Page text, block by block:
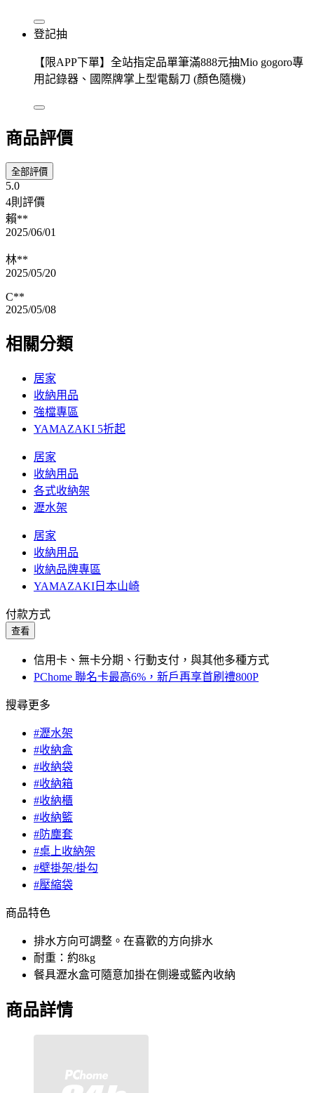
登記抽
【限APP下單】全站指定品單筆滿888元抽Mio gogoro專
用記錄器、國際牌掌上型電鬍刀 (顏色隨機)
商品評價
全部評價
5.0
4則評價
賴**
2025/06/01
林**
2025/05/20
C**
2025/05/08
相關分類
居家
收納用品
強檔專區
YAMAZAKI 5折起
居家
收納用品
各式收納架
瀝水架
居家
收納用品
收納品牌專區
YAMAZAKI日本山崎
付款方式
查看
信用卡、無卡分期、行動支付，與其他多種方式
PChome 聯名卡最高6%，新戶再享首刷禮800P
搜尋更多
#瀝水架
#收納盒
#收納袋
#收納箱
#收納櫃
#收納籃
#防塵套
#桌上收納架
#壁掛架/掛勾
#壓縮袋
商品特色
排水方向可調整。在喜歡的方向排水
耐重：約8kg
餐具瀝水盒可隨意加掛在側邊或籃內收納
商品詳情